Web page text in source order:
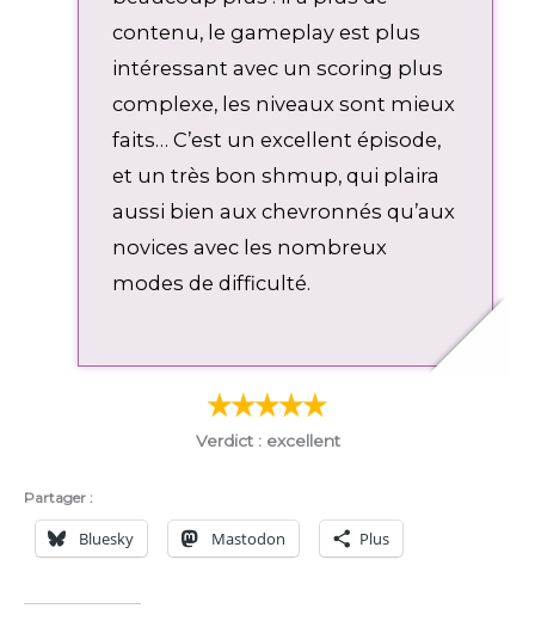
contenu, le gameplay est plus
intéressant avec un scoring plus
complexe, les niveaux sont mieux
faits… C’est un excellent épisode,
et un très bon shmup, qui plaira
aussi bien aux chevronnés qu’aux
novices avec les nombreux
modes de difficulté.
Verdict : excellent
Partager :
Bluesky Mastodon Plus